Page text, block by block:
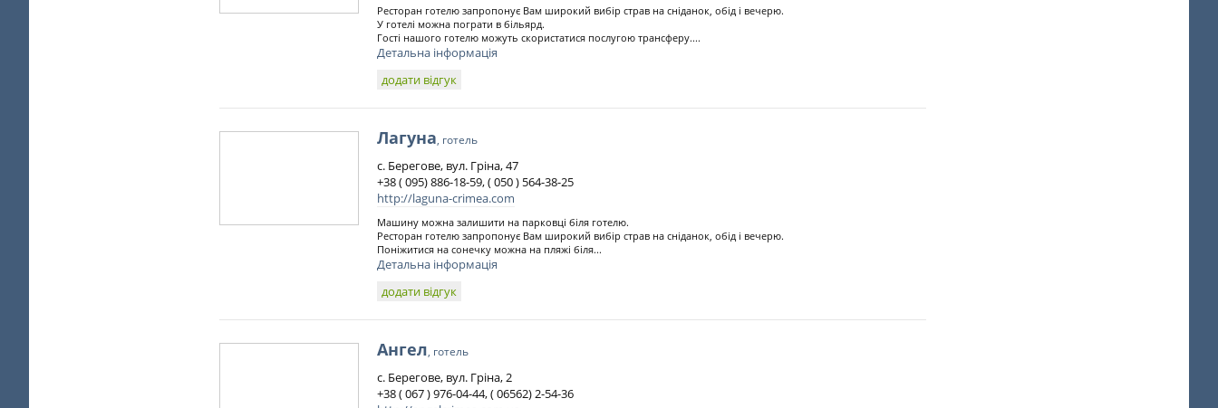
Ресторан готелю запропонує Вам широкий вибір страв на сніданок, обід і вечерю.
У готелі можна пограти в більярд.
Гості нашого готелю можуть скористатися послугою трансферу....
Детальна інформація
додати відгук
Лагуна, готель
с. Берегове, вул. Гріна, 47
+38 ( 095) 886-18-59, ( 050 ) 564-38-25
http://laguna-crimea.com
Машину можна залишити на парковці біля готелю.
Ресторан готелю запропонує Вам широкий вибір страв на сніданок, обід і вечерю.
Поніжитися на сонечку можна на пляжі біля...
Детальна інформація
додати відгук
Ангел, готель
с. Берегове, вул. Гріна, 2
+38 ( 067 ) 976-04-44, ( 06562) 2-54-36